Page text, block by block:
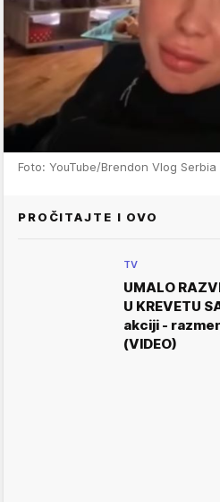
Foto: YouTube/Brendon Vlog Serbia
PROČITAJTE I OVO
TV
UMALO
U KREVETU
akciji -
(VIDEO)